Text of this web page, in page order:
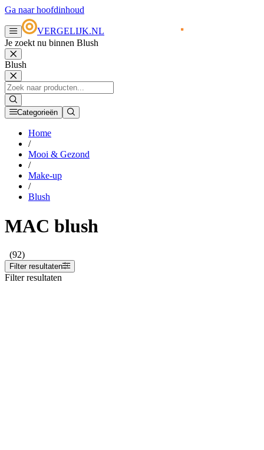
Ga naar hoofdinhoud
VERGELIJK.NL
Je zoekt nu binnen Blush
Blush
Categorieën
Home
/
Mooi & Gezond
/
Make-up
/
Blush
MAC blush
(92)
Filter resultaten
Filter resultaten